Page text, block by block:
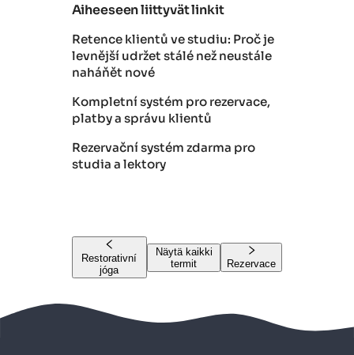
Aiheeseen liittyvät linkit
Retence klientů ve studiu: Proč je
levnější udržet stálé než neustále
naháňět nové
Kompletní systém pro rezervace,
platby a správu klientů
Rezervační systém zdarma pro
studia a lektory
Restorativní
jóga
Näytä kaikki
termit
Rezervace